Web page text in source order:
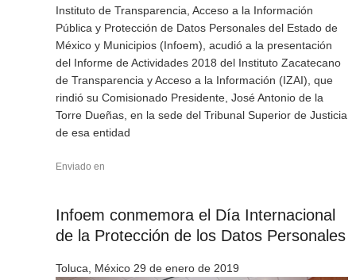
Instituto de Transparencia, Acceso a la Información
Pública y Protección de Datos Personales del Estado de
México y Municipios (Infoem), acudió a la presentación
del Informe de Actividades 2018 del Instituto Zacatecano
de Transparencia y Acceso a la Información (IZAI), que
rindió su Comisionado Presidente, José Antonio de la
Torre Dueñas, en la sede del Tribunal Superior de Justicia
de esa entidad
Enviado en
Infoem conmemora el Día Internacional
de la Protección de los Datos Personales
Toluca, México 29 de enero de 2019